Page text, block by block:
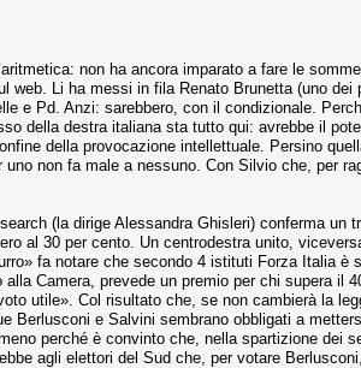
non ha ancora imparato a fare le
web. Li ha messi in fila Renato Brunetta (uno
e Pd. Anzi: sarebbero, con il condizionale.
della destra italiana sta tutto qui: avrebbe il
della provocazione intellettuale. Persino
non fa male a nessuno. Con Silvio che, per
(la dirige Alessandra Ghisleri) conferma
al 30 per cento. Un centrodestra unito,
fa notare che secondo 4 istituti Forza Italia
Camera, prevede un premio per chi supera
utile». Col risultato che, se non cambierà la
Berlusconi e Salvini sembrano obbligati a
perché è convinto che, nella spartizione dei
agli elettori del Sud che, per votare